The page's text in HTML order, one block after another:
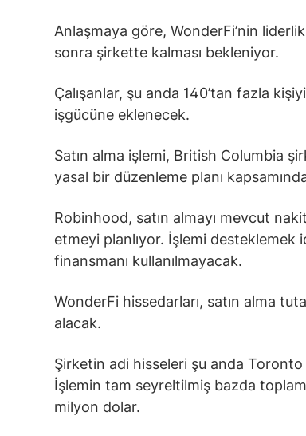
Anlaşmaya göre, WonderFi’nin
sonra şirkette kalması bekleniyor.
Çalışanlar, şu anda 140’tan fazla
işgücüne eklenecek.
Satın alma işlemi, British Columbia
yasal bir düzenleme planı
Robinhood, satın almayı mevcut
etmeyi planlıyor. İşlemi desteklemek
finansmanı kullanılmayacak.
WonderFi hissedarları, satın alma
alacak.
Şirketin adi hisseleri şu anda Toronto
İşlemin tam seyreltilmiş bazda
milyon dolar.